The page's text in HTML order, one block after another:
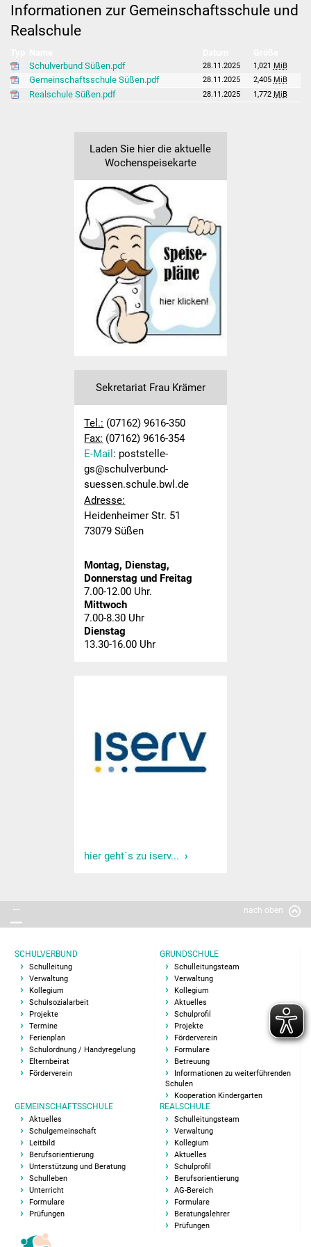
Informationen
Ganztagesschule
Schulsozialarbeit
Projekte
Sport und Bewegung
Lesebegleiter
Lese-Aktionstage
Koko Reli
Förderverein
Formulare
Informationen zu
Schulgemeinschaft
Schulleitungsteam
Pädag. Assistentin
SMV
Elternbeirat
Übermittag Team
Leitbild
Berufsorientierung
Unterstützung und
Beratung
Förderverein
Schulsozialarbeit
Schulleben
Informationen zur Gemeinschaftsschule und
Realschule
Schulverbund Süßen.pdf
28.11.2025 1,021 MiB
Gemeinschaftsschule Süßen.pdf 28.11.2025 2,405 MiB
Realschule Süßen.pdf 28.11.2025 1,772 MiB
Laden Sie hier die aktuelle
Wochenspeisekarte
Sekretariat Frau Krämer
Tel.: (07162) 9616-350
Fax: (07162) 9616-354
E-Mail : poststelle-
gs@schulverbund-
suessen.schule.bwl.de
Adresse:
Heidenheimer Str. 51
73079 Süßen
Montag, Dienstag,
Donnerstag und Freitag
7.00-12.00 Uhr.
Mittwoch
7.00-8.30 Uhr
Dienstag
13.30-16.00 Uhr
hier geht´s zu iserv...
nach oben
SCHULVERBUND
Schulleitung
Verwaltung
Kollegium
Schulsozialarbeit
Projekte
Termine
Ferienplan
Schulordnung / Handyregelung
Elternbeirat
Förderverein
GRUNDSCHULE
Schulleitungsteam
Verwaltung
Kollegium
Aktuelles
Schulprofil
Projekte
Förderverein
Formulare
Betreuung
Informationen zu weiterführenden
Schulen
Kooperation Kindergarten
GEMEINSCHAFTSSCHULE
Aktuelles
Schulgemeinschaft
Leitbild
Berufsorientierung
Unterstützung und Beratung
Schulleben
Unterricht
Formulare
Prüfungen
REALSCHULE
Schulleitungsteam
Verwaltung
Kollegium
Aktuelles
Schulprofil
Berufsorientierung
AG-Bereich
Formulare
Beratungslehrer
Prüfungen